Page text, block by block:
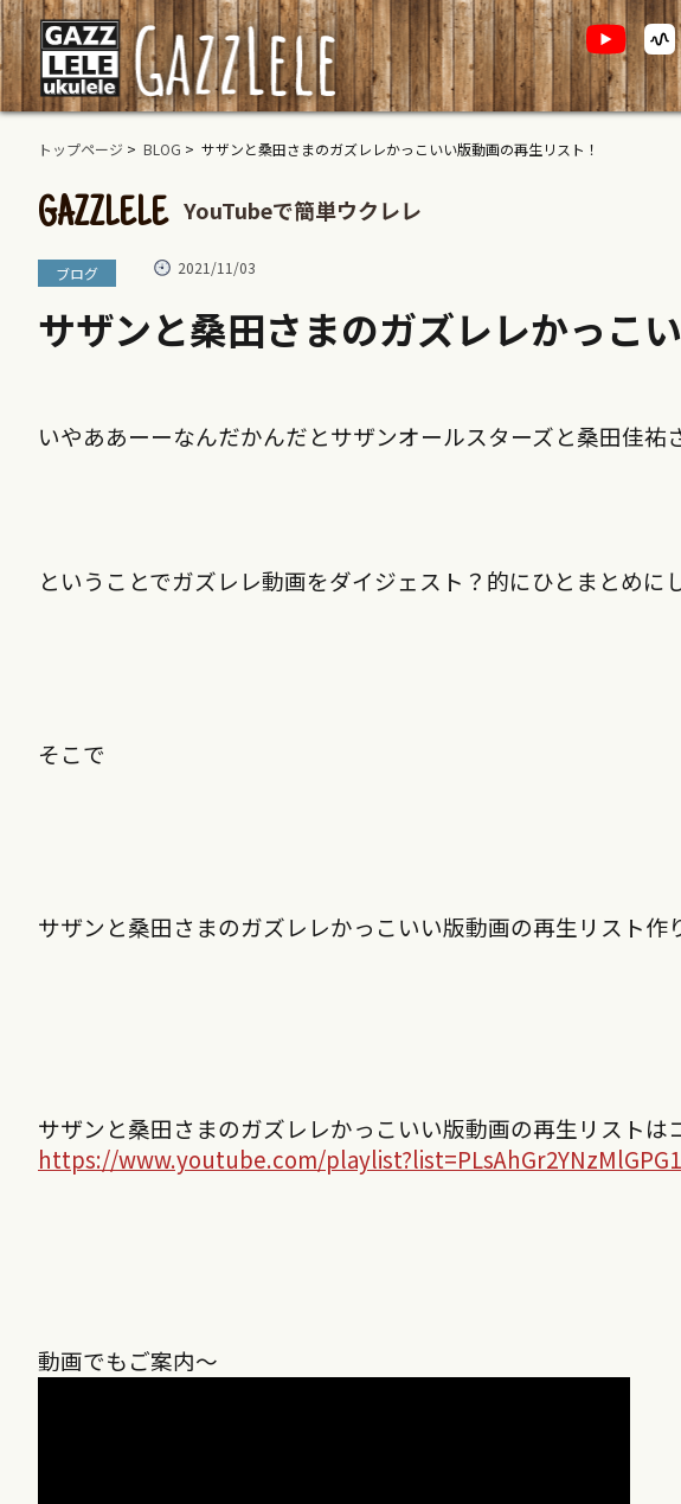
トップページ > BLOG > サザンと桑田さまのガズレレかっこいい版動画の再生リスト！
GAZZLELE YouTubeで簡単ウクレレ
ブログ 2021/11/03
サザンと桑田さまのガズレレかっこ
いやああーーなんだかんだとサザンオールスターズと桑田佳祐
ということでガズレレ動画をダイジェスト？的にひとまとめに
そこで
サザンと桑田さまのガズレレかっこいい版動画の再生リスト作
サザンと桑田さまのガズレレかっこいい版動画の再生リストは
https://www.youtube.com/
動画でもご案内〜